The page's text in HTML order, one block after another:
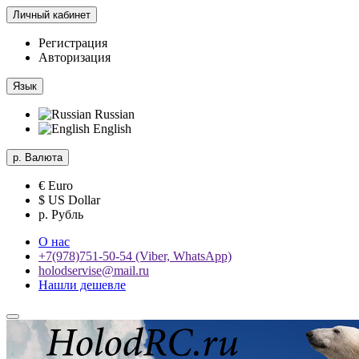
Личный кабинет
Регистрация
Авторизация
Язык
Russian
English
р. Валюта
€ Euro
$ US Dollar
р. Рубль
О нас
+7(978)751-50-54 (Viber, WhatsApp)
holodservise@mail.ru
Нашли дешевле